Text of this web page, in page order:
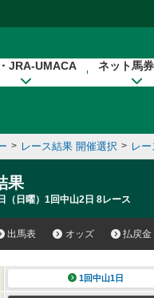
JRA-UMACA ネット馬
> レース結果 開催選択 > レ
果
（日曜）1回中山2日 8レース
出馬表 オッズ 払戻金
1回中山1日